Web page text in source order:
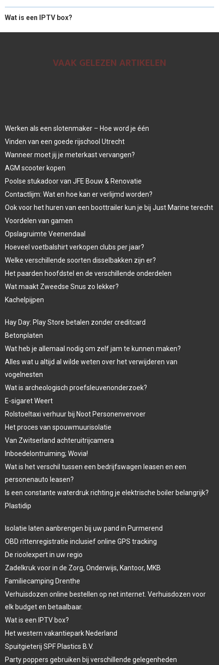
Wat is een IPTV box?
VAAK GELEZEN ARTIKELEN
Werken als een slotenmaker – Hoe word je één
Vinden van een goede rijschool Utrecht
Wanneer moet jij je meterkast vervangen?
AGM scooter kopen
Poolse stukadoor van JFE Bouw & Renovatie
Contactlijm: Wat en hoe kan er verlijmd worden?
Ook voor het huren van een boottrailer kun je bij Just Marine terecht
Voordelen van gamen
Opslagruimte Veenendaal
Hoeveel voetbalshirt verkopen clubs per jaar?
Welke verschillende soorten disselbakken zijn er?
Het paarden hoofdstel en de verschillende onderdelen
Wat maakt Zweedse Snus zo lekker?
Kachelpijpen
Hay Day: Play Store betalen zonder creditcard
Betonplaten
Wat heb je allemaal nodig om zelf jam te kunnen maken?
Alles wat u altijd al wilde weten over het verwijderen van
vogelnesten
Wat is archeologisch proefsleuvenonderzoek?
E-sigaret Weert
Rolstoeltaxi verhuur bij Noot Personenvervoer
Het proces van spouwmuurisolatie
Van Zwitserland achteruitrijcamera
Inboedelontruiming; Wovia!
Wat is het verschil tussen een bedrijfswagen leasen en een
personenauto leasen?
Is een constante waterdruk richting je elektrische boiler belangrijk?
Plastidip
Isolatie laten aanbrengen bij uw pand in Purmerend
OBD rittenregistratie inclusief online GPS tracking
De rioolexpert in uw regio
Zadelkruk voor in de Zorg, Onderwijs, Kantoor, MKB
Familiecamping Drenthe
Verhuisdozen online bestellen op net internet. Verhuisdozen voor
elk budget en betaalbaar.
Wat is een IPTV box?
Het western vakantiepark Nederland
Spuitgieterij SPF Plastics B.V.
Party poppers gebruiken bij verschillende gelegenheden